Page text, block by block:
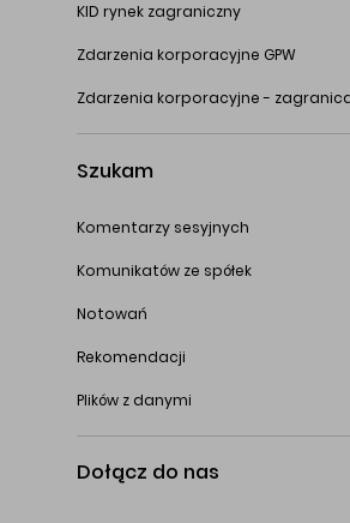
KID rynek zagraniczny
Zdarzenia korporacyjne GPW
Zdarzenia korporacyjne -
Szukam
Komentarzy sesyjnych
Komunikatów ze spółek
Notowań
Rekomendacji
Plików z danymi
Dołącz do nas